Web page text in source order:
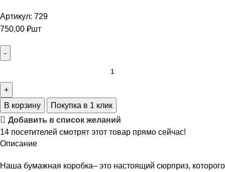
Артикул: 729
750,00 ₽шт
В корзину
Покупка в 1 клик
Добавить в список желаний
14 посетителей смотрят этот товар прямо сейчас!
Описание
Наша бумажная коробка– это настоящий сюрприз, которого